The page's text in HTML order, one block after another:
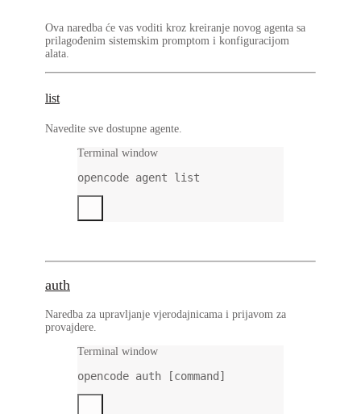
Ova naredba će vas voditi kroz kreiranje novog agenta sa
prilagođenim sistemskim promptom i konfiguracijom
alata.
list
Navedite sve dostupne agente.
Terminal window
opencode agent list
auth
Naredba za upravljanje vjerodajnicama i prijavom za
provajdere.
Terminal window
opencode auth [command]